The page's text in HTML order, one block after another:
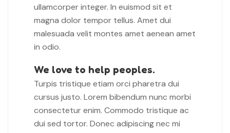
ullamcorper integer. In euismod sit et
magna dolor tempor tellus. Amet dui
malesuada velit montes amet aenean amet
in odio.
We love to help peoples.
Turpis tristique etiam orci pharetra dui
cursus justo. Lorem bibendum nunc morbi
consectetur enim. Commodo tristique ac
dui sed tortor. Donec adipiscing nec mi